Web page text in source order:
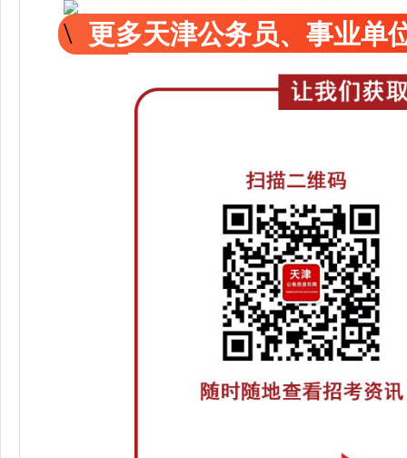
更多天津公务员、事业单